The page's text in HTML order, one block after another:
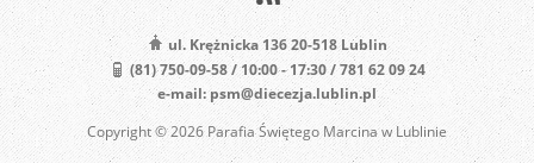
ul. Krężnicka 136 20-518 Lublin
(81) 750-09-58 / 10:00 - 17:30 / 781 62 09 24
e-mail: psm@diecezja.lublin.pl
Copyright © 2026 Parafia Świętego Marcina w Lublinie